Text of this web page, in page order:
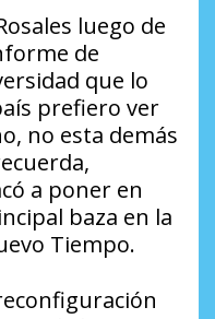
luego de
de
que lo
prefiero ver
no esta demás
a poner en
baza en la
Tiempo.